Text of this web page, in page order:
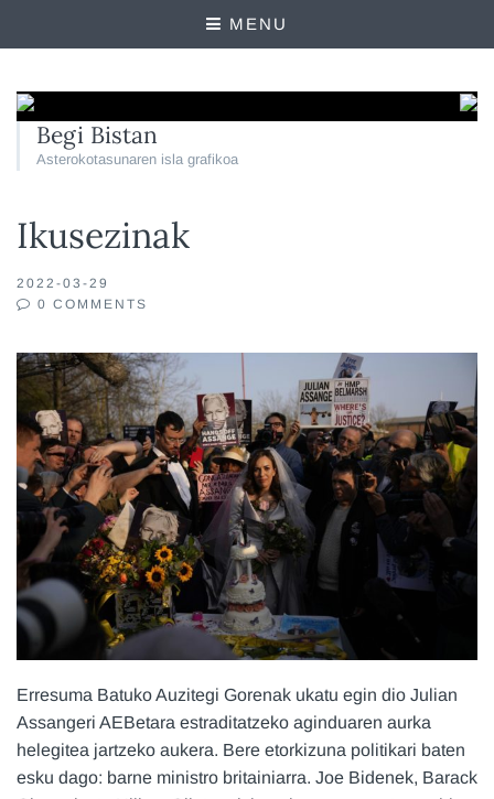
MENU
Begi Bistan
Asterokotasunaren isla grafikoa
Ikusezinak
2022-03-29
0 COMMENTS
Erresuma Batuko Auzitegi Gorenak ukatu egin dio Julian
Assangeri AEBetara estraditatzeko aginduaren aurka
helegitea jartzeko aukera. Bere etorkizuna politikari baten
esku dago: barne ministro britainiarra. Joe Bidenek, Barack